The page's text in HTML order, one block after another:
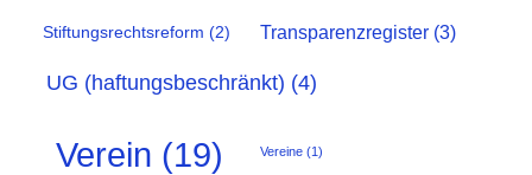
Stiftungsrechtsreform (2) Transparenzregister(3)
UG (haftungsbeschränkt) (4)
Verein (19) Vereine(1)